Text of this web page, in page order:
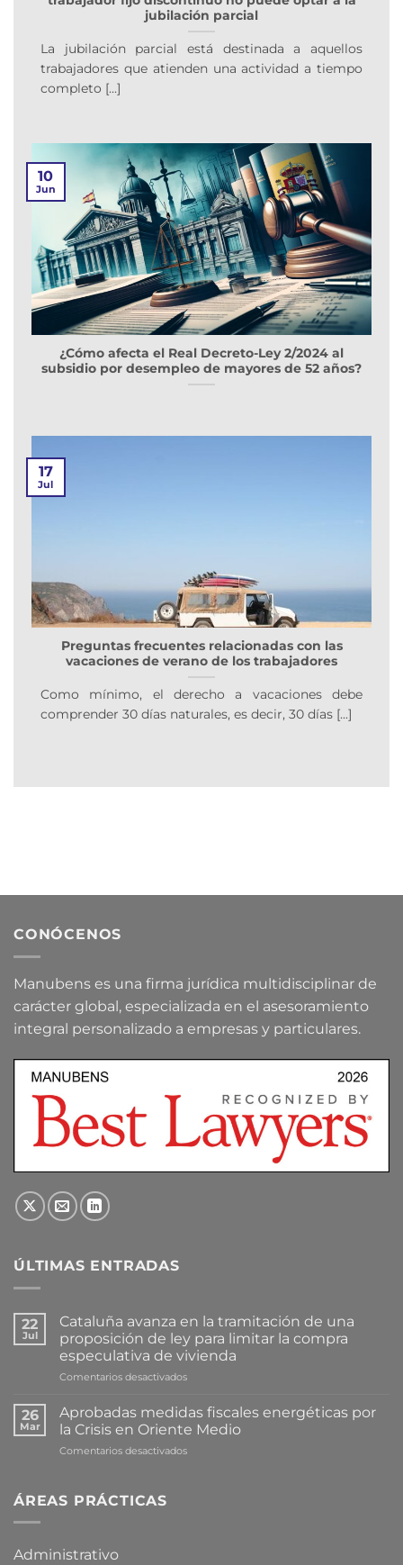
jubilación parcial
La jubilación parcial está destinada a aquellos
trabajadores que atienden una actividad a tiempo
completo [...]
¿Cómo afecta el Real Decreto-Ley 2/2024 al
subsidio por desempleo de mayores de 52 años?
10
Jun
Preguntas frecuentes relacionadas con las
vacaciones de verano de los trabajadores
Como mínimo, el derecho a vacaciones debe
comprender 30 días naturales, es decir, 30 días [...]
17
Jul
CONÓCENOS
Manubens es una firma jurídica multidisciplinar de
carácter global, especializada en el asesoramiento
integral personalizado a empresas y particulares.
ÚLTIMAS ENTRADAS
22
Jul
Cataluña avanza en la tramitación de una
proposición de ley para limitar la compra
especulativa de vivienda
Comentarios desactivadosen
avanza
en
la
tramitación
26
Mar
Aprobadas medidas fiscales energéticas por
la Crisis en Oriente Medio
Comentarios desactivadosen
ÁREAS PRÁCTICAS
Administrativo